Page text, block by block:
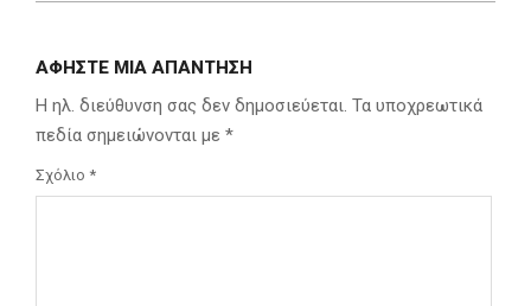
ΑΦΉΣΤΕ ΜΙΑ ΑΠΆΝΤΗΣΗ
Η ηλ. διεύθυνση σας δεν δημοσιεύεται. Τα υποχρεωτικά
πεδία σημειώνονται με *
Σχόλιο *